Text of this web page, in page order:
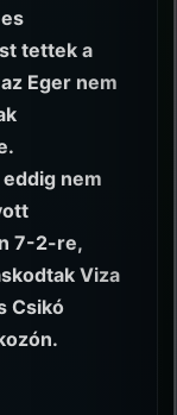
tettek a
Eger nem
nem
7-2-re,
Viza
Csikó